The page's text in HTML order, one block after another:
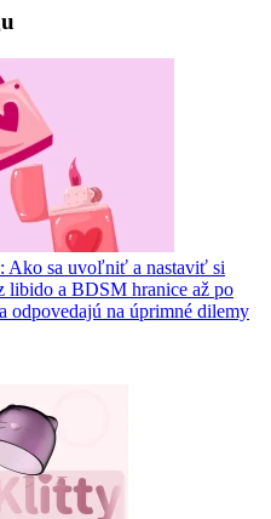
Ako sa uvoľniť a nastaviť si
libido a BDSM hranice až po
odpovedajú na úprimné dilemy